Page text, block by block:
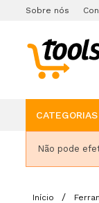
Sobre nós
CATEGORIAS
Não pode
Início